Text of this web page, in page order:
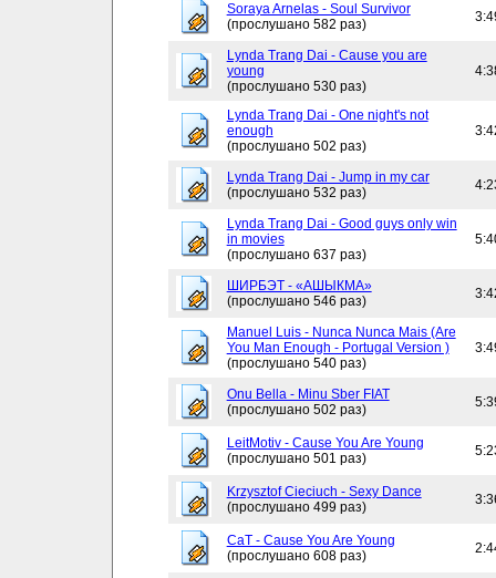
Soraya Arnelas - Soul Survivor
(прослушано 582 раз)
Lynda Trang Dai - Cause you are
young
(прослушано 530 раз)
Lynda Trang Dai - One night's not
enough
(прослушано 502 раз)
Lynda Trang Dai - Jump in my car
(прослушано 532 раз)
Lynda Trang Dai - Good guys only win
in movies
(прослушано 637 раз)
ШИРБЭТ - «АШЫКМА»
(прослушано 546 раз)
Manuel Luis - Nunca Nunca Mais (Are
You Man Enough - Portugal Version )
(прослушано 540 раз)
Onu Bella - Minu Sber FIAT
(прослушано 502 раз)
LeitMotiv - Cause You Are Young
(прослушано 501 раз)
Krzysztof Cieciuch - Sexy Dance
(прослушано 499 раз)
CaT - Cause You Are Young
(прослушано 608 раз)